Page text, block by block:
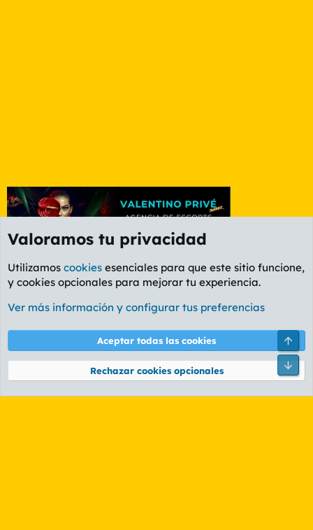
Etiquetas
Cookies
PL OLDSTYLE AMARILLO
Términos y reglas Política de privacidad Ayuda
Community platform by XenForo® © 2010-2026 XenForo Ltd.
Valoramos tu privacidad
Utilizamos cookies esenciales para que este sitio funcione,
y cookies opcionales para mejorar tu experiencia.
Ver más información y configurar tus preferencias
Aceptar todas las cookies
Rechazar cookies opcionales
Pie